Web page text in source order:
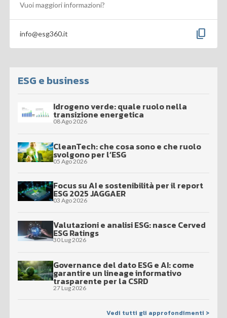
Vuoi maggiori informazioni?
info@esg360.it content_copy
ESG e business
Idrogeno verde: quale ruolo nella
transizione energetica
08 Ago 2026
CleanTech: che cosa sono e che ruolo
svolgono per l’ESG
05 Ago 2026
Focus su AI e sostenibilità per il report
ESG 2025 JAGGAER
03 Ago 2026
Valutazioni e analisi ESG: nasce Cerved
ESG Ratings
30 Lug 2026
Governance del dato ESG e AI: come
garantire un lineage informativo
trasparente per la CSRD
27 Lug 2026
Vedi tutti gli approfondimenti >